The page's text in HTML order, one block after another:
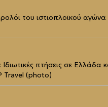
του ιστιοπλοϊκού αγώνα
πτήσεις σε Ελλάδα
Travel (photo)